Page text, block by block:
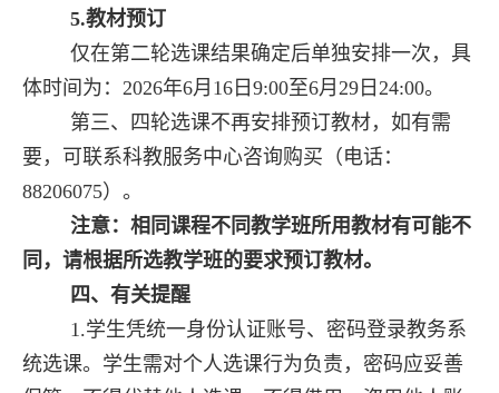
5.教材预订
仅在第二轮选课结果确定后单独安排一次，具
体时间为： 2026年6月 16 日 9:00至6月 29 日 24:00。
第三、四轮选课不再安排预订教材，如有需
要，可联系科教服务中心咨询购买（电话：
88206075）。
注意：相同课程不同教学班所用教材有可能不
同，请根据所选教学班的要求预订教材。
四、有关提醒
1.学生凭统一身份认证账号、密码登录教务系
统选课。学生需对个人选课行为负责，密码应妥善